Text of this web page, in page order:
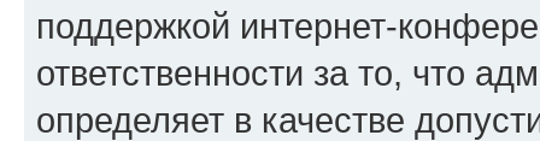
поддержкой интернет-
ответственности за то, что
определяет в качестве